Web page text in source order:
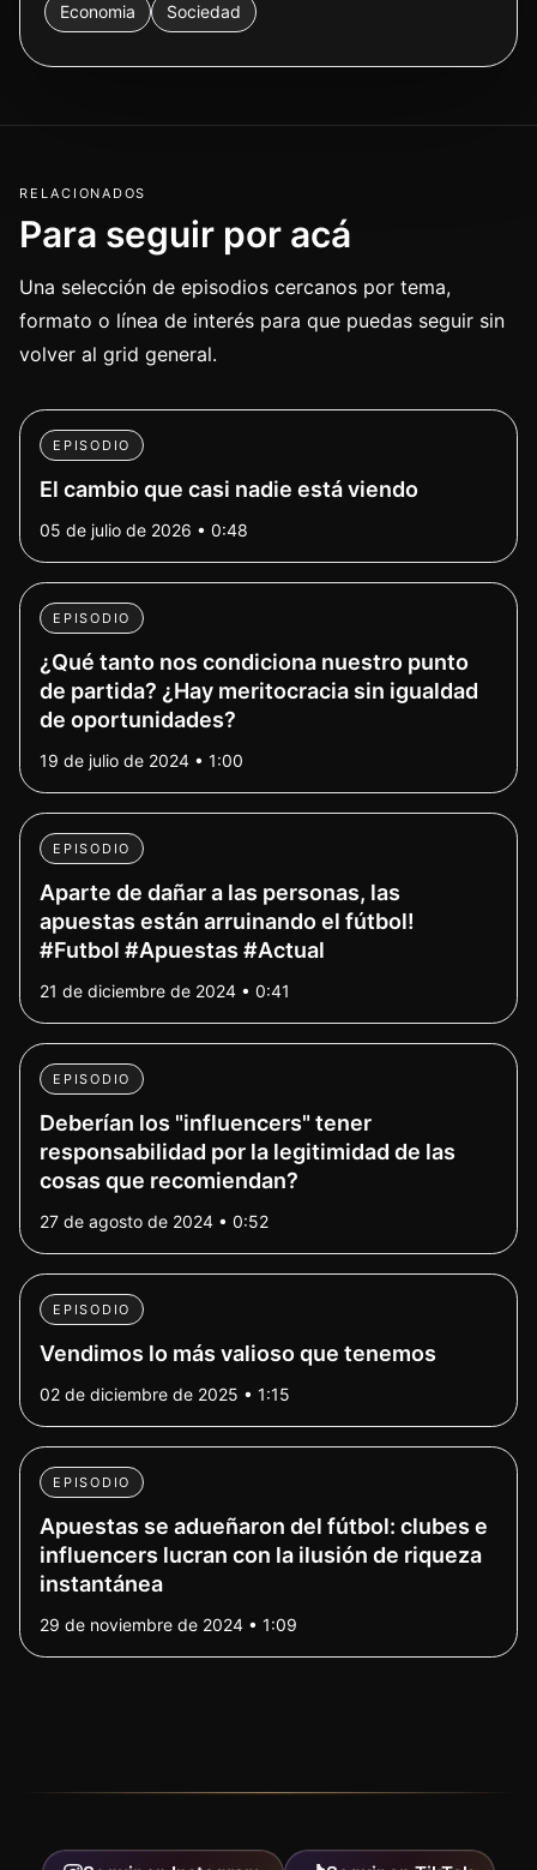
Economia Sociedad
RELACIONADOS
Para seguir por acá
Una selección de episodios cercanos por tema,
formato o línea de interés para que puedas seguir sin
volver al grid general.
EPISODIO
El cambio que casi nadie está viendo
05 de julio de 2026 • 0:48
EPISODIO
¿Qué tanto nos condiciona nuestro punto
de partida? ¿Hay meritocracia sin igualdad
de oportunidades?
19 de julio de 2024 • 1:00
EPISODIO
Aparte de dañar a las personas, las
apuestas están arruinando el fútbol!
#Futbol #Apuestas #Actual
21 de diciembre de 2024 • 0:41
EPISODIO
Deberían los "influencers" tener
responsabilidad por la legitimidad de las
cosas que recomiendan?
27 de agosto de 2024 • 0:52
EPISODIO
Vendimos lo más valioso que tenemos
02 de diciembre de 2025 • 1:15
EPISODIO
Apuestas se adueñaron del fútbol: clubes e
influencers lucran con la ilusión de riqueza
instantánea
29 de noviembre de 2024 • 1:09